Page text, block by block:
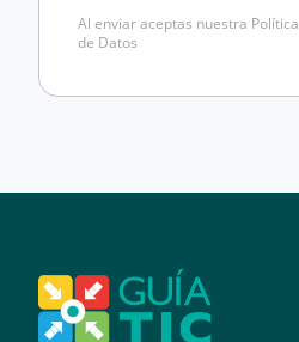
Al enviar aceptas nuestra Política
de Datos